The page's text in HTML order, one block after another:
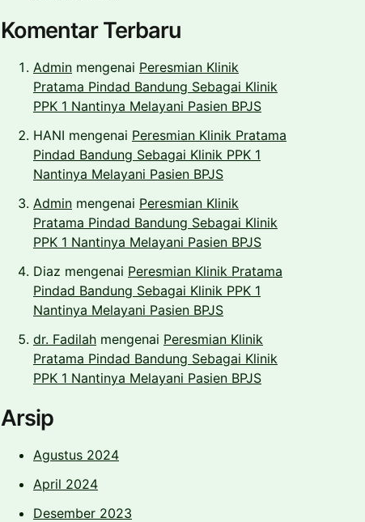
Komentar Terbaru
Admin mengenai Peresmian Klinik
Pratama Pindad Bandung Sebagai Klinik
PPK 1 Nantinya Melayani Pasien BPJS
HANI mengenai Peresmian Klinik Pratama
Pindad Bandung Sebagai Klinik PPK 1
Nantinya Melayani Pasien BPJS
Admin mengenai Peresmian Klinik
Pratama Pindad Bandung Sebagai Klinik
PPK 1 Nantinya Melayani Pasien BPJS
Diaz mengenai Peresmian Klinik Pratama
Pindad Bandung Sebagai Klinik PPK 1
Nantinya Melayani Pasien BPJS
dr. Fadilah mengenai Peresmian Klinik
Pratama Pindad Bandung Sebagai Klinik
PPK 1 Nantinya Melayani Pasien BPJS
Arsip
Agustus 2024
April 2024
Desember 2023